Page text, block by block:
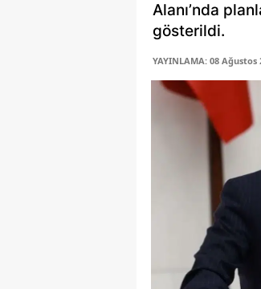
Alanı’nda
gösterildi.
YAYINLAMA: 08 Ağustos